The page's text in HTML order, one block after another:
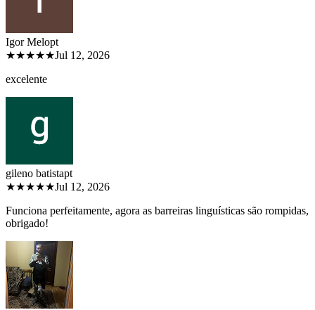
Igor Melopt
★★★★★Jul 12, 2026
excelente
gileno batistapt
★★★★★Jul 12, 2026
Funciona perfeitamente, agora as barreiras linguísticas são rompidas,
obrigado!